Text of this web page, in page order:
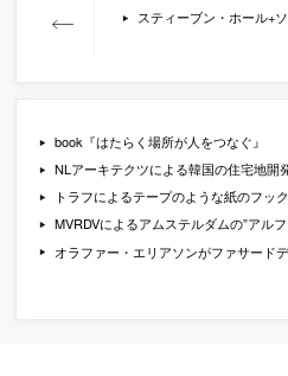
スティーブン・ホール+ソランジュ・ファ
book『はたらく場所が人をつなぐ』
NLアーキテクツによる韓国の住宅地開
トラフによるテープのような紙のフッ
MVRDVによるアムステルダムの”アルファベッ
オラファー・エリアソンがファサードデザインで協力したレイキャ